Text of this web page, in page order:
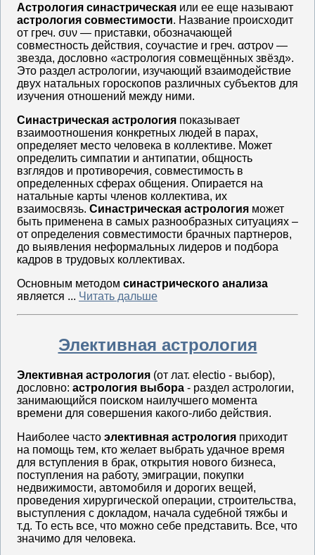
Астрология синастрическая или ее еще называют
астрология совместимости. Название происходит
от греч. συν — приставки, обозначающей
совместность действия, соучастие и греч. αστρον —
звезда, дословно «астрология совмещённых звёзд».
Это раздел астрологии, изучающий взаимодействие
двух натальных гороскопов различных субъектов для
изучения отношений между ними.
Синастрическая астрология показывает
взаимоотношения конкретных людей в парах,
определяет место человека в коллективе. Может
определить симпатии и антипатии, общность
взглядов и противоречия, совместимость в
определенных сферах общения. Опирается на
натальные карты членов коллектива, их
взаимосвязь. Синастрическая астрология может
быть применена в самых разнообразных ситуациях –
от определения совместимости брачных партнеров,
до выявления неформальных лидеров и подбора
кадров в трудовых коллективах.
Основным методом синастрического анализа
является ... Читать дальше
Элективная астрология
Элективная астрология (от лат. electio - выбор),
дословно: астрология выбора - раздел астрологии,
занимающийся поиском наилучшего момента
времени для совершения какого-либо действия.
Наиболее часто элективная астрология приходит
на помощь тем, кто желает выбрать удачное время
для вступления в брак, открытия нового бизнеса,
поступления на работу, эмиграции, покупки
недвижимости, автомобиля и дорогих вещей,
проведения хирургической операции, строительства,
выступления с докладом, начала судебной тяжбы и
т.д. То есть все, что можно себе представить. Все, что
значимо для человека.